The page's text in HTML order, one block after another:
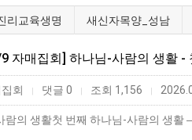
리교육생명 새신자목양_성남
자매집회] 하나님-사람의 생활
회 | 댓글 0 | 조회 1,156 |